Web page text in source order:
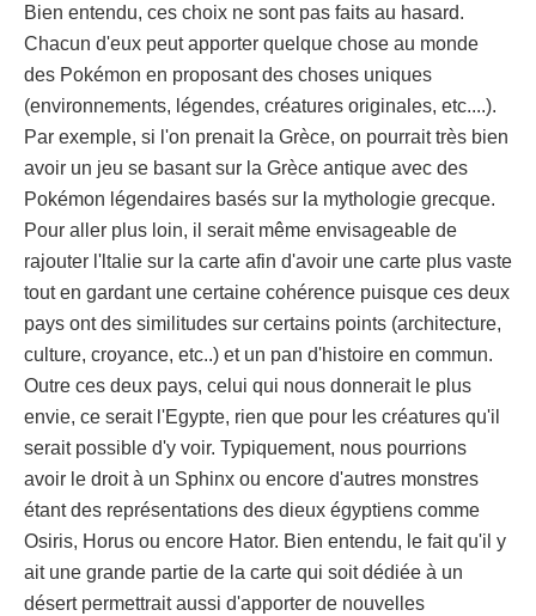
Bien entendu, ces choix ne sont pas faits au hasard.
Chacun d'eux peut apporter quelque chose au monde
des Pokémon en proposant des choses uniques
(environnements, légendes, créatures originales, etc....).
Par exemple, si l'on prenait la Grèce, on pourrait très bien
avoir un jeu se basant sur la Grèce antique avec des
Pokémon légendaires basés sur la mythologie grecque.
Pour aller plus loin, il serait même envisageable de
rajouter l'ltalie sur la carte afin d'avoir une carte plus vaste
tout en gardant une certaine cohérence puisque ces deux
pays ont des similitudes sur certains points (architecture,
culture, croyance, etc..) et un pan d'histoire en commun.
Outre ces deux pays, celui qui nous donnerait le plus
envie, ce serait l'Egypte, rien que pour les créatures qu'il
serait possible d'y voir. Typiquement, nous pourrions
avoir le droit à un Sphinx ou encore d'autres monstres
étant des représentations des dieux égyptiens comme
Osiris, Horus ou encore Hator. Bien entendu, le fait qu'il y
ait une grande partie de la carte qui soit dédiée à un
désert permettrait aussi d'apporter de nouvelles